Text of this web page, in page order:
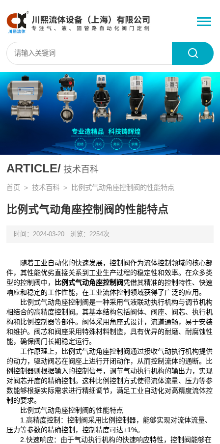
ARTICLE/ 技术百科
首页 >技术百科 > 比例式气动角座控制阀的性能特点
比例式气动角座控制阀的性能特点
时间：2024-03-20 浏览：2254次
随着工业自动化的快速发展，控制阀作为流体控制领域的核心部
件，其性能优劣直接关系到工业生产过程的稳定性和效率。在众多类
型的控制阀中，
比例式气动角座控制阀凭借其精准的控制特性、快速
响应和稳定的工作性能，在工业流体控制领域获得了广泛的应用。
比例式气动角座控制阀是一种采用气液联动执行机构与调节机构
相结合的高精度控制阀。其基本结构包括阀体、阀座、阀芯、执行机
构和比例控制器等部件。阀体采用角座式设计，流道通畅，易于安装
和维护。阀芯和阀座采用特殊材料制造，具有优异的耐磨、耐腐蚀性
能，确保阀门长期稳定运行。
工作原理上，比例式气动角座控制阀通过接收气动执行机构提供
的动力，驱动阀芯在阀座上进行开闭动作，从而控制流体的通断。比
例控制器则根据输入的控制信号，调节气动执行机构的输出力，实现
对阀芯开度的精确控制。这种比例控制方式使得流体流量、压力等参
数能够根据实际需求进行精细调节，满足工业自动化对高精度流体控
制的要求。
比例式气动角座控制阀的性能特点
1.高精度控制：控制阀采用比例控制器，能够实现对流体流量、
压力等参数的精确控制，控制精度可达±1%。
2.快速响应：由于气动执行机构的快速响应特性，控制阀能够在